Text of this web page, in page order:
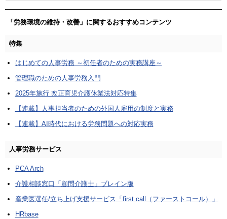
「労務環境の維持・改善」に関するおすすめコンテンツ
特集
はじめての人事労務 ～初任者のための実務講座～
管理職のための人事労務入門
2025年施行 改正育児介護休業法対応特集
【連載】人事担当者のための外国人雇用の制度と実務
【連載】AI時代における労務問題への対応実務
人事労務サービス
PCA Arch
介護相談窓口「顧問介護士」ブレイン版
産業医選任/立ち上げ支援サービス「first call（ファーストコール）」
HRbase